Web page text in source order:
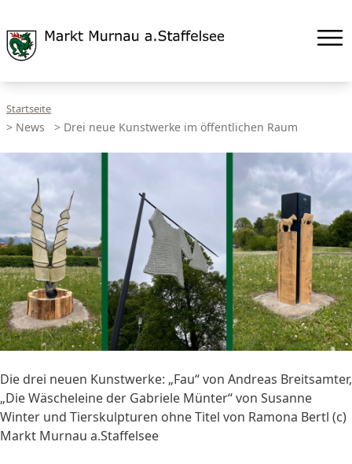
Startseite
> News > Drei neue Kunstwerke im öffentlichen Raum
Die drei neuen Kunstwerke: „Fau“ von Andreas Breitsamter,
„Die Wäscheleine der Gabriele Münter“ von Susanne
Winter und Tierskulpturen ohne Titel von Ramona Bertl (c)
Markt Murnau a.Staffelsee